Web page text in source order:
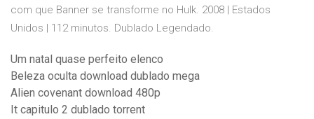
com que Banner se transforme no Hulk. 2008 | Estados
Unidos | 112 minutos. Dublado Legendado.
Um natal quase perfeito elenco
Beleza oculta download dublado mega
Alien covenant download 480p
It capitulo 2 dublado torrent